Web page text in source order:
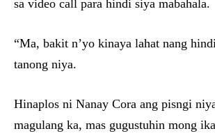
sa video call para hindi siya mabahala.
“Ma, bakit n’yo kinaya lahat nang
tanong niya.
Hinaplos ni Nanay Cora ang pisngi
magulang ka, mas gugustuhin mong